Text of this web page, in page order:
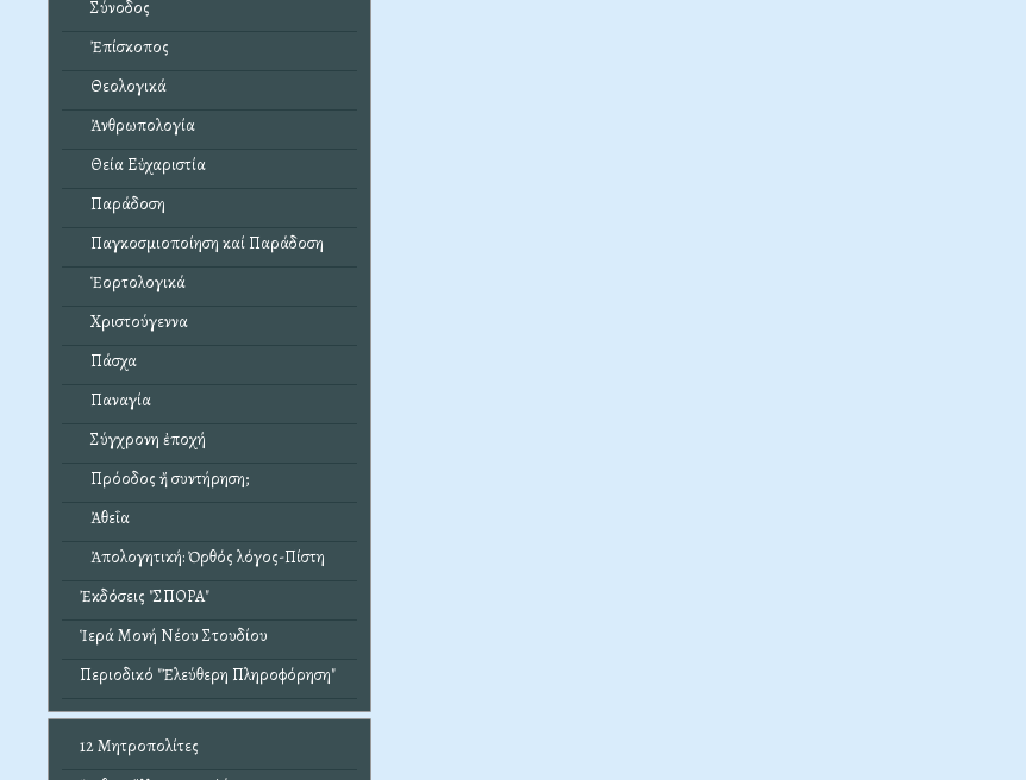
Σύνοδος
Ἐπίσκοπος
Θεολογικά
Ἀνθρωπολογία
Θεία Εὐχαριστία
Παράδοση
Παγκοσμιοποίηση καί Παράδοση
Ἑορτολογικά
Χριστούγεννα
Πάσχα
Παναγία
Σύγχρονη ἐποχή
Πρόοδος ἤ συντήρηση;
Ἀθεΐα
Ἀπολογητική: Ὀρθός λόγος-Πίστη
Ἐκδόσεις "ΣΠΟΡΑ"
Ἱερά Μονή Νέου Στουδίου
Περιοδικό "Ἐλεύθερη Πληροφόρηση"
12 Μητροπολίτες